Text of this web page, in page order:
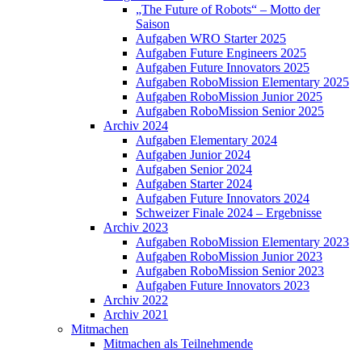
„The Future of Robots“ – Motto der
Saison
Aufgaben WRO Starter 2025
Aufgaben Future Engineers 2025
Aufgaben Future Innovators 2025
Aufgaben RoboMission Elementary 2025
Aufgaben RoboMission Junior 2025
Aufgaben RoboMission Senior 2025
Archiv 2024
Aufgaben Elementary 2024
Aufgaben Junior 2024
Aufgaben Senior 2024
Aufgaben Starter 2024
Aufgaben Future Innovators 2024
Schweizer Finale 2024 – Ergebnisse
Archiv 2023
Aufgaben RoboMission Elementary 2023
Aufgaben RoboMission Junior 2023
Aufgaben RoboMission Senior 2023
Aufgaben Future Innovators 2023
Archiv 2022
Archiv 2021
Mitmachen
Mitmachen als Teilnehmende